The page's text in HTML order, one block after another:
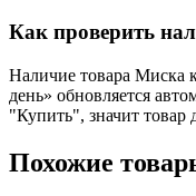
Как проверить
Наличие товара Миска
день» обновляется
"Купить", значит товар
Похожие